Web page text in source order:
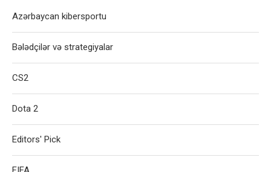
Azərbaycan kibersportu
Bələdçilər və strategiyalar
CS2
Dota 2
Editors' Pick